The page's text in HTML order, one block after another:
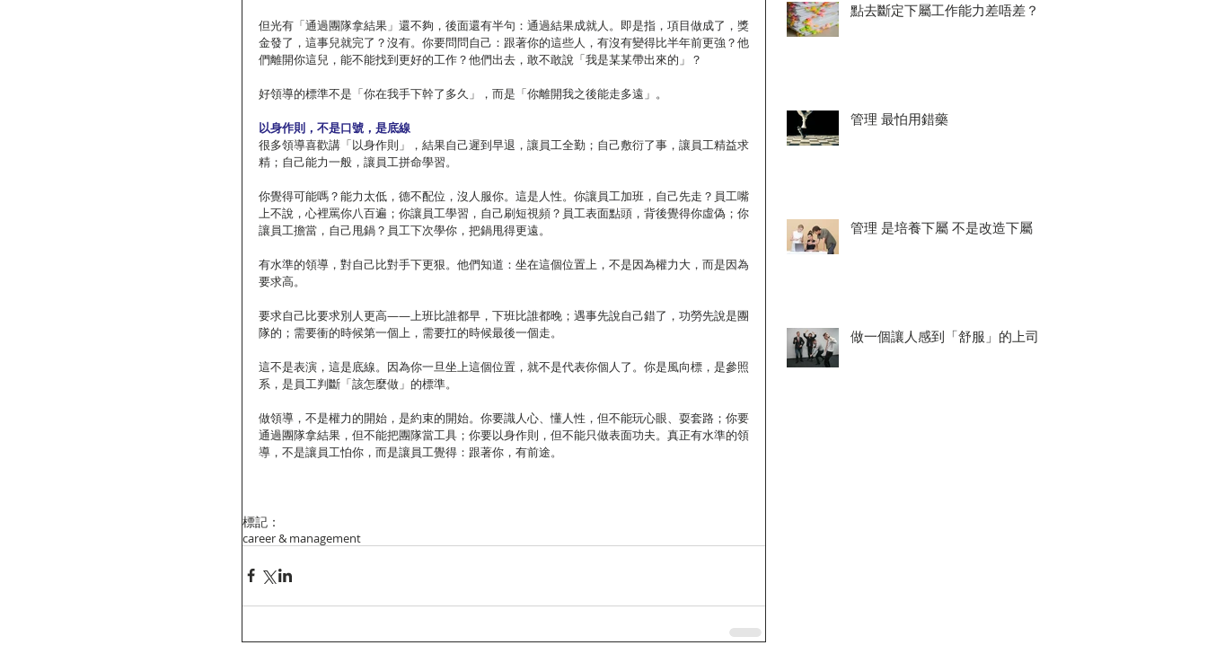
但光有「通過團隊拿結果」還不夠，後面還有半句：通過結果成就人。即是指，項目做成了，獎
金發了，這事兒就完了？沒有。你要問問自己：跟著你的這些人，有沒有變得比半年前更強？他
們離開你這兒，能不能找到更好的工作？他們出去，敢不敢說「我是某某帶出來的」？
好領導的標準不是「你在我手下幹了多久」，而是「你離開我之後能走多遠」。
以身作則，不是口號，是底線
很多領導喜歡講「以身作則」，結果自己遲到早退，讓員工全勤；自己敷衍了事，讓員工精益求
精；自己能力一般，讓員工拼命學習。
你覺得可能嗎？能力太低，德不配位，沒人服你。這是人性。你讓員工加班，自己先走？員工嘴
上不說，心裡罵你八百遍；你讓員工學習，自己刷短視頻？員工表面點頭，背後覺得你虛偽；你
讓員工擔當，自己甩鍋？員工下次學你，把鍋甩得更遠。
有水準的領導，對自己比對手下更狠。他們知道：坐在這個位置上，不是因為權力大，而是因為
要求高。
要求自己比要求別人更高——上班比誰都早，下班比誰都晚；遇事先說自己錯了，功勞先說是團
隊的；需要衝的時候第一個上，需要扛的時候最後一個走。
這不是表演，這是底線。因為你一旦坐上這個位置，就不是代表你個人了。你是風向標，是參照
系，是員工判斷「該怎麼做」的標準。
做領導，不是權力的開始，是約束的開始。你要識人心、懂人性，但不能玩心眼、耍套路；你要
通過團隊拿結果，但不能把團隊當工具；你要以身作則，但不能只做表面功夫。真正有水準的領
導，不是讓員工怕你，而是讓員工覺得：跟著你，有前途。
標記：
career & management
點去斷定下屬工作能力差唔差？
管理 最怕用錯藥
管理 是培養下屬 不是改造下屬
做一個讓人感到「舒服」的上司